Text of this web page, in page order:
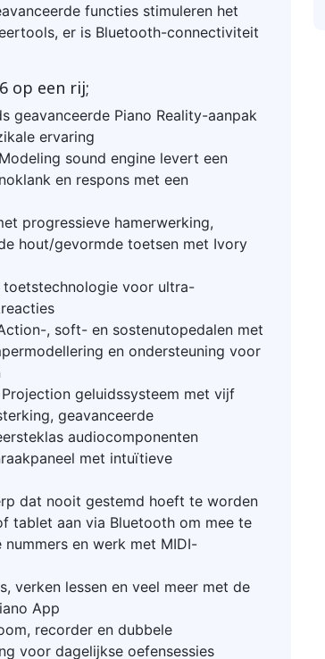
functies stimuleren het
er is Bluetooth-connectiviteit
op een rij;
geavanceerde Piano Reality-aanpak
ervaring
sound engine levert een
en respons met een
progressieve hamerwerking,
hout/gevormde toetsen met Ivory
toetstechnologie voor ultra-
, soft- en sostenutopedalen met
en ondersteuning voor
geluidssysteem met vijf
geavanceerde
audiocomponenten
met intuïtieve
dat nooit gestemd hoeft te worden
tablet aan via Bluetooth om mee te
en werk met MIDI-
verken lessen en veel meer met de
App
recorder en dubbele
voor dagelijkse oefensessies